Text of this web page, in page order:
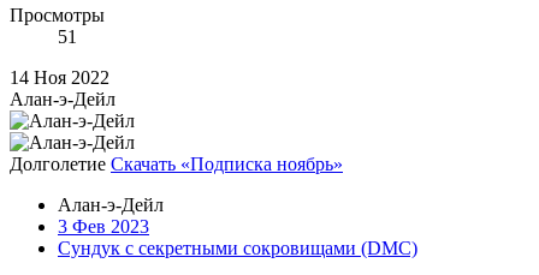
Просмотры
51
14 Ноя 2022
Алан-э-Дейл
Долголетие Скачать «Подписка ноябрь»
Алан-э-Дейл
3 Фев 2023
Сундук с секретными сокровищами (DMC)